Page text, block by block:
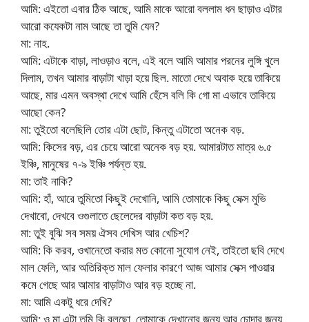
আমি: এইতো এবার ঠিক আছে, আমি মাকে আরো বললাম ধন ছাড়াও এটার
আরো কযেকটা নাম আছে তা তুমি যেন?
মা: নাহ.
আমি: এটাকে বাড়া, লাওড়াও বলে, এই বলে আমি আমার পরনের লুঙ্গি খুলে
দিলাম, তখন আমার বাড়াটা খাড়া হয়ে ছিল. মাতো দেখে অবাক হয়ে তাকিয়ে
আছে, মার এমন অবস্থা দেখে আমি হেঁসে বলি কি গো মা এভাবে তাকিয়ে
আছো কেন?
মা: তুইতো বলেছিলি তোর এটা ছোট, কিন্তু এটাতো অনেক বড়.
আমি: কিসের বড়, এর চেয়ে আরো অনেক বড় হয়. আমারটাত মাত্র ৬.৫
ইঞ্চি, মানুষের ৭-৯ ইঞ্চি পর্যন্ত হয়.
মা: তাই নাকি?
আমি: হাঁ, আরে তুমিতো কিছুই দেখোনি, আমি তোমাকে কিছু সেক্স মুভি
দেখাবো, দেখবে ওগুলাতে ছেলেদের বাড়াটা কত বড় হয়.
মা: তুই বুঝি সব সময় ঐসব দেখিস আর খেচিশ?
আমি: কি করব, ওখানেতো করার মত কোনো সুযোগ নেই, তাইতো ছবি দেখে
মাল ফেলি, আর অতিরিক্ত মাল ফেলার কারণে আজ আমার সেক্স পাওয়ার
কমে গেছে আর আমার বাড়াটাও আর বড় হচ্ছে না.
মা: আমি একটু ধরে দেখি?